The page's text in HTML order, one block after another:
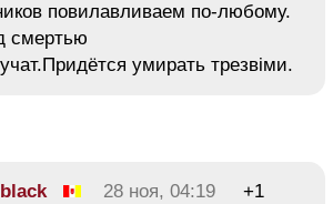
повилавливаем по-любому.
смертью
умирать трезвіми.
28 ноя, 04:19
+1